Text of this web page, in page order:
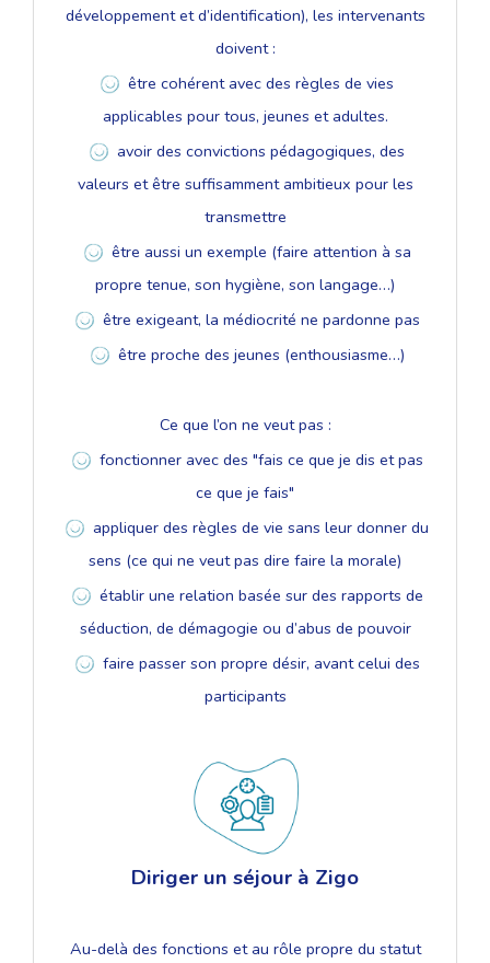
développement et d’identification), les intervenants
doivent :
être cohérent avec des règles de vies
applicables pour tous, jeunes et adultes.
avoir des convictions pédagogiques, des
valeurs et être suffisamment ambitieux pour les
transmettre
être aussi un exemple (faire attention à sa
propre tenue, son hygiène, son langage…)
être exigeant, la médiocrité ne pardonne pas
être proche des jeunes (enthousiasme…)
Ce que l’on ne veut pas :
fonctionner avec des "fais ce que je dis et pas
ce que je fais"
appliquer des règles de vie sans leur donner du
sens (ce qui ne veut pas dire faire la morale)
établir une relation basée sur des rapports de
séduction, de démagogie ou d’abus de pouvoir
faire passer son propre désir, avant celui des
participants
Diriger un séjour à Zigo
Au-delà des fonctions et au rôle propre du statut